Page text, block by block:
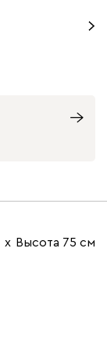
х Высота 75 см